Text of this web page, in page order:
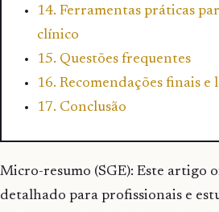
14. Ferramentas práticas
clínico
15. Questões frequentes
16. Recomendações finais
17. Conclusão
Micro-resumo (SGE): Este artigo
detalhado para profissionais e